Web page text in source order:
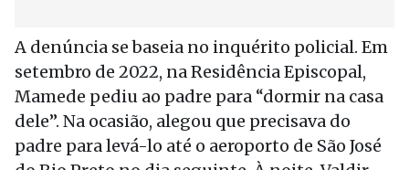
A denúncia se baseia no inquérito policial. Em
setembro de 2022, na Residência Episcopal,
Mamede pediu ao padre para “dormir na casa
dele”. Na ocasião, alegou que precisava do
padre para levá-lo até o aeroporto de São José